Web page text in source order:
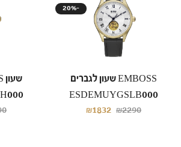
שעון EMBOSS לגברים
20%-
EMBOSS שעון לגברים
ESDEMUYGSLB000
₪1832 ₪2290